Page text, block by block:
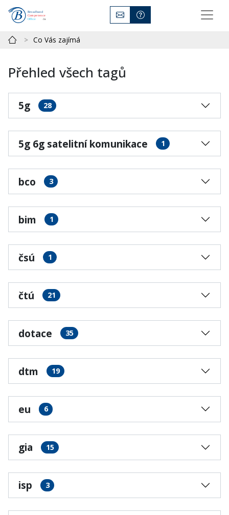
Co Vás zajímá
Přehled všech tagů
5g 28
5g 6g satelitní komunikace 1
bco 3
bim 1
čsú 1
čtú 21
dotace 35
dtm 19
eu 6
gia 15
isp 3